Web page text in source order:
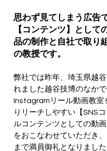
思わず見てしまう広告
【コンテンツ】として
品の制作と自社で取り
の教授です。
弊社では昨年、埼玉県越
れました越谷技博のなかで
Instagramリール動画教室
りリーチしやすい【SNS
ルコンテンツとしての動
をおこなわせていただき
まで満員御礼となりました